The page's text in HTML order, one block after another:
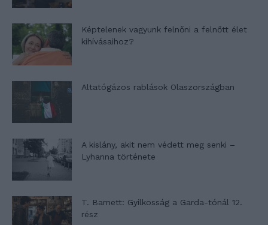
Képtelenek vagyunk felnőni a felnőtt élet
kihívásaihoz?
Altatógázos rablások Olaszországban
A kislány, akit nem védett meg senki –
Lyhanna története
T. Barnett: Gyilkosság a Garda-tónál 12.
rész